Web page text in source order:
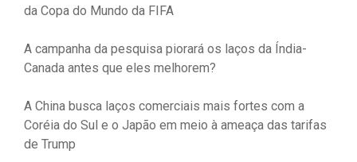
da Copa do Mundo da FIFA
A campanha da pesquisa piorará os laços da Índia-
Canada antes que eles melhorem?
A China busca laços comerciais mais fortes com a
Coréia do Sul e o Japão em meio à ameaça das tarifas
de Trump